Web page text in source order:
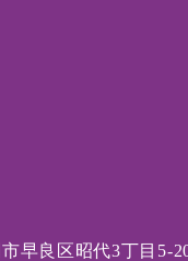
早良区昭代3丁目5-